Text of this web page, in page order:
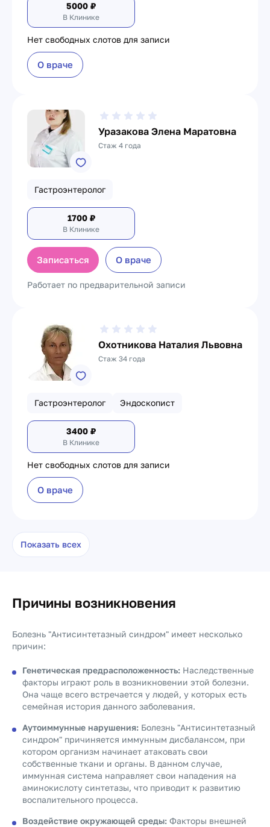
5000 ₽
В Клинике
Нет свободных слотов для записи
О враче
Уразакова Элена Маратовна
Стаж 4 года
Гастроэнтеролог
1700₽
В Клинике
Записаться О враче
Работает по предварительной записи
Охотникова Наталия Львовна
Стаж 34 года
Гастроэнтеролог Эндоскопист
3400 ₽
В Клинике
Нет свободных слотов для записи
О враче
Показать всех
Причины возникновения
Болезнь "Антисинтетазный синдром" имеет несколько
причин:
Генетическая предрасположенность: Наследственные
факторы играют роль в возникновении этой болезни.
Она чаще всего встречается у людей, у которых есть
семейная история данного заболевания.
Аутоиммунные нарушения: Болезнь "Антисинтетазный
синдром" причиняется иммунным дисбалансом, при
котором организм начинает атаковать свои
собственные ткани и органы. В данном случае,
иммунная система направляет свои нападения на
аминокислоту синтетазы, что приводит к развитию
воспалительного процесса.
Воздействие окружающей среды: Факторы внешней